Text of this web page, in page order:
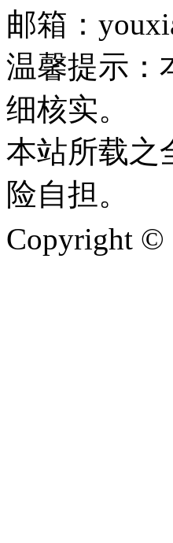
邮箱：
温馨提示：
细核实。
本站所载之
险自担。
Copyright ©